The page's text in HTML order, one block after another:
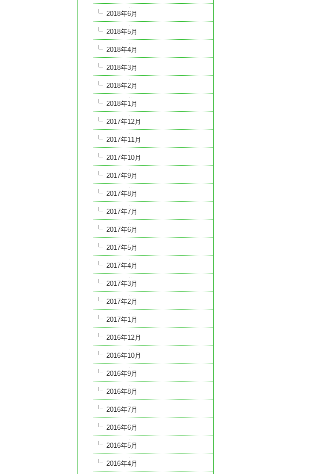
2018年6月
2018年5月
2018年4月
2018年3月
2018年2月
2018年1月
2017年12月
2017年11月
2017年10月
2017年9月
2017年8月
2017年7月
2017年6月
2017年5月
2017年4月
2017年3月
2017年2月
2017年1月
2016年12月
2016年10月
2016年9月
2016年8月
2016年7月
2016年6月
2016年5月
2016年4月